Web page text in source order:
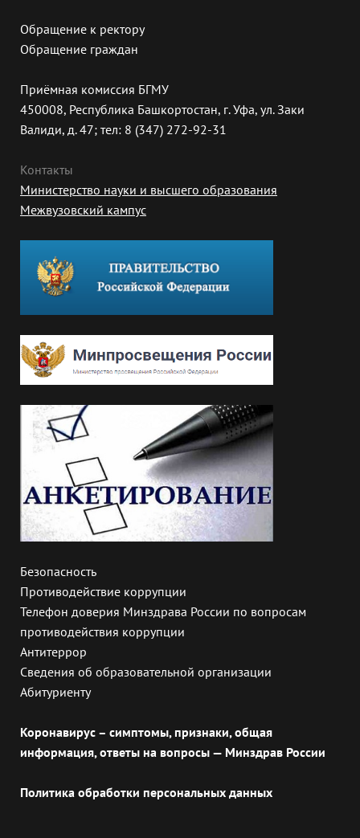
Обращение к ректору
Обращение граждан
Приёмная комиссия БГМУ
450008, Республика Башкортостан, г. Уфа, ул. Заки
Валиди, д. 47; тел: 8 (347) 272-92-31
Контакты
Министерство науки и высшего образования
Межвузовский кампус
Безопасность
Противодействие коррупции
Телефон доверия Минздрава России по вопросам
противодействия коррупции
Антитеррор
Сведения об образовательной организации
Абитуриенту
Коронавирус – симптомы, признаки, общая
информация, ответы на вопросы — Минздрав России
Политика обработки персональных данных